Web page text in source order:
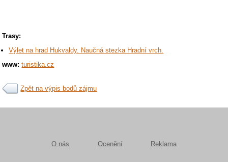
Trasy:
Výlet na hrad Hukvaldy. Naučná stezka Hradní vrch.
www: turistika.cz
Zpět na výpis bodů zájmu
O nás Ocenění Reklama